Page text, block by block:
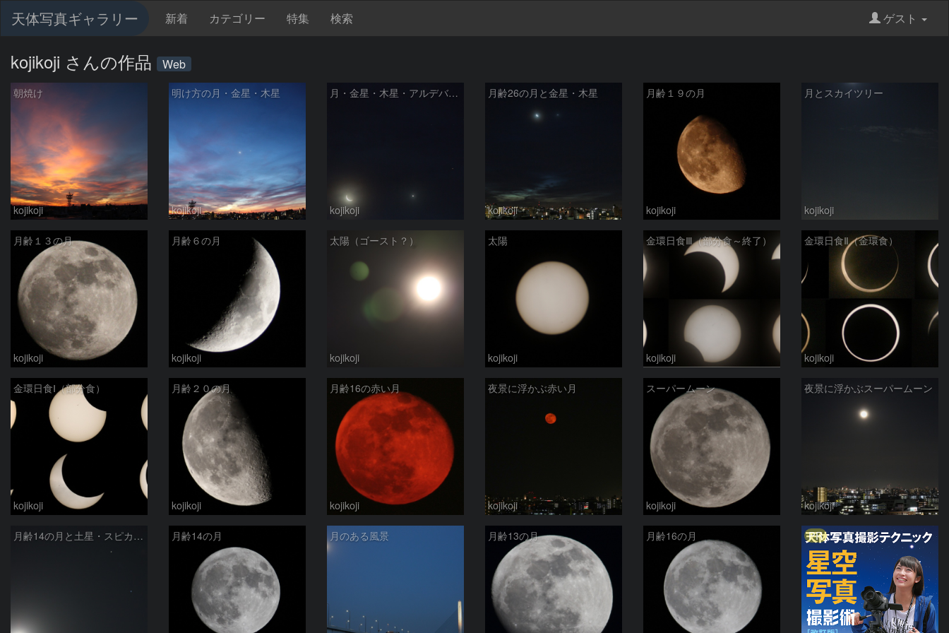
天体写真ギャラリー 新着 カテゴリー 特集 検索 ゲスト
kojikoji さんの作品 Web
朝焼け
kojikoji
明け方の月・金星・木星
kojikoji
月・金星・木星・アルデバランの競演
kojikoji
月齢26の月と金星・木星
kojikoji
月齢１９の月
kojikoji
月とスカイツリー
kojikoji
月齢１３の月
kojikoji
月齢６の月
kojikoji
太陽（ゴースト？）
kojikoji
太陽
kojikoji
金環日食Ⅲ（部分食～終了）
kojikoji
金環日食Ⅱ（金環食）
kojikoji
金環日食Ⅰ（部分食）
kojikoji
月齢２０の月
kojikoji
月齢16の赤い月
kojikoji
夜景に浮かぶ赤い月
kojikoji
スーパームーン
kojikoji
夜景に浮かぶスーパームーン
kojikoji
月齢14の月と土星・スピカが接近 月齢14の月 月のある風景 月齢13の月 月齢16の月 PR